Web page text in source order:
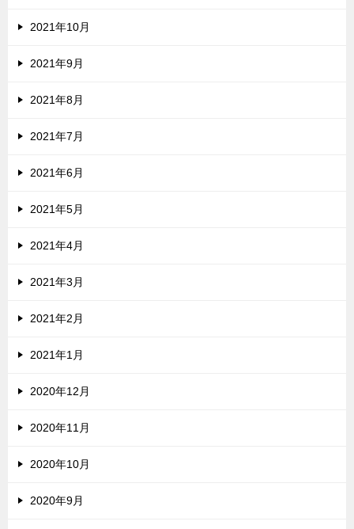
2021年10月
2021年9月
2021年8月
2021年7月
2021年6月
2021年5月
2021年4月
2021年3月
2021年2月
2021年1月
2020年12月
2020年11月
2020年10月
2020年9月